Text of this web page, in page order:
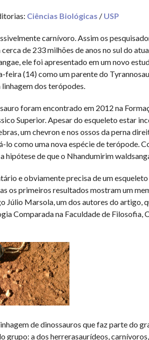
Ciências Biológicas / USP
carnívoro. Assim os
cerca de 233 milhões de anos no sul do
ele foi apresentado em um novo
feira (14) como um parente do
dos terópodes.
foram encontrado em 2012 na
Superior. Apesar do esqueleto estar
um chevron e nos ossos da perna
lo como uma nova espécie de terópode.
hipótese de que o Nhandumirim
e obviamente precisa de um
os primeiros resultados mostram um
Júlio Marsola, um dos autores do artigo,
Comparada na Faculdade de Filosofia,
de dinossauros que faz parte do
grupo: a dos herrerasaurídeos,